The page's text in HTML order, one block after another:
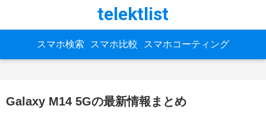
telektlist
スマホ検索 スマホ比較 スマホコーティング
Galaxy M14 5Gの最新情報まとめ